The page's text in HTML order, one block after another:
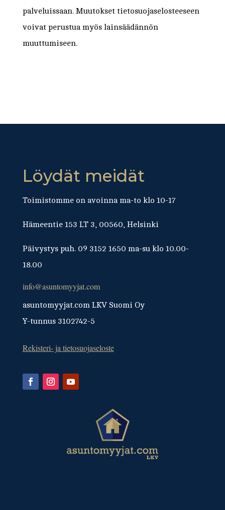
palveluissaan. Muutokset tietosuojaselosteeseen
voivat perustua myös lainsäädännön
muuttumiseen.
Löydät meidät
Toimistomme on avoinna ma-to klo 10-17
Hämeentie 153 LT 3, 00560, Helsinki
Päivystys puh. 09 3152 1650 ma-su klo 10.00-
18.00
info@asuntomyyjat.com
asuntomyyjat.com LKV Suomi Oy
Y-tunnus 3102742-5
Rekisteri- ja tietosuojaseloste